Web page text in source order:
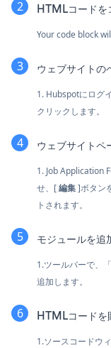
HTMLコードを
Your code block
ウェブサイトの
1. Hubspotにログ
クリックします。
ウェブサイトペ
1. Job Application
せ、[編集]ボタン
トされます。
モジュールを追
1.ツールバーで、「
追加します。
HTMLコードを
1.ソースコードウ